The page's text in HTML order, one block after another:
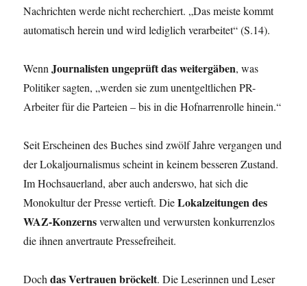
Nachrichten werde nicht recherchiert. „Das meiste kommt
automatisch herein und wird lediglich verarbeitet“ (S.14).
WennJournalisten ungeprüft das weitergäben, was
Politiker sagten, „werden sie zum unentgeltlichen PR-
Arbeiter für die Parteien – bis in die Hofnarrenrolle hinein.“
Seit Erscheinen des Buches sind zwölf Jahre vergangen und
der Lokaljournalismus scheint in keinem besseren Zustand.
Im Hochsauerland, aber auch anderswo, hat sich die
Monokultur der Presse vertieft. DieLokalzeitungen des
WAZ-Konzernsverwalten und verwursten konkurrenzlos
die ihnen anvertraute Pressefreiheit.
Dochdas Vertrauen bröckelt. Die Leserinnen und Leser